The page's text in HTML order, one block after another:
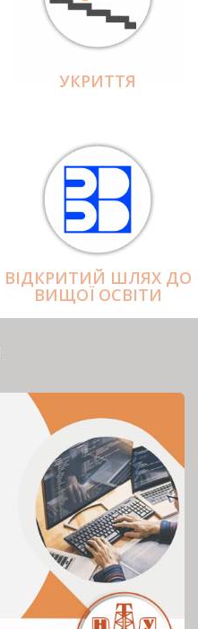
УКРИТТЯ
ВІДКРИТИЙ ШЛЯХ ДО
ВИЩОЇ ОСВІТИ